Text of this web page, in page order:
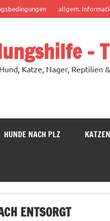
allgem.
–
Katze, Nager, Reptilien
HUNDE NACH PLZ KATZEN
ENTSORGT